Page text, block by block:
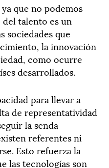
que no podemos
talento es un
sociedades que
la innovación
como ocurre
desarrollados.
para llevar a
de representatividad
la senda
referentes ni
Esto refuerza la
las tecnologías son